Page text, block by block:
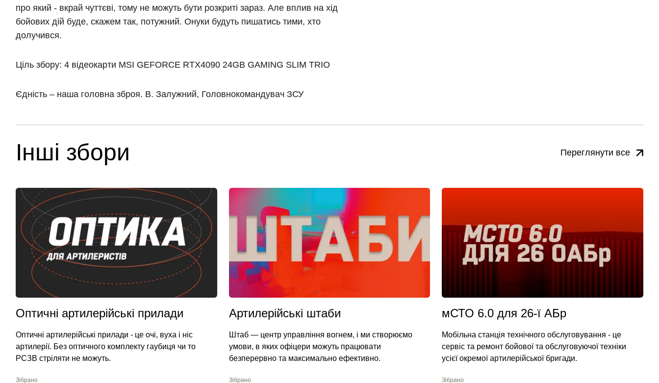
про який - вкрай чуттєві, тому не можуть бути розкриті зараз. Але вплив на хід
бойових дій буде, скажем так, потужний. Онуки будуть пишатись тими, хто
долучився.
Ціль збору: 4 відеокарти MSI GEFORCE RTX4090 24GB GAMING SLIM TRIO
Єдність – наша головна зброя. В. Залужний, Головнокомандувач ЗСУ
Інші збори Переглянути все
Оптичні артилерійські прилади
Оптичні артилерійські прилади - це очі, вуха і ніс
артилерії. Без оптичного комплекту гаубиця чи то
РСЗВ стріляти не можуть.
Зібрано
Артилерійські штаби
Штаб — центр управління вогнем, і ми створюємо
умови, в яких офіцери можуть працювати
безперервно та максимально ефективно.
Зібрано
мСТО 6.0 для 26-ї АБр
Мобільна станція технічного обслуговування - це
сервіс та ремонт бойової та обслуговуючої техніки
усієї окремої артилерійської бригади.
Зібрано